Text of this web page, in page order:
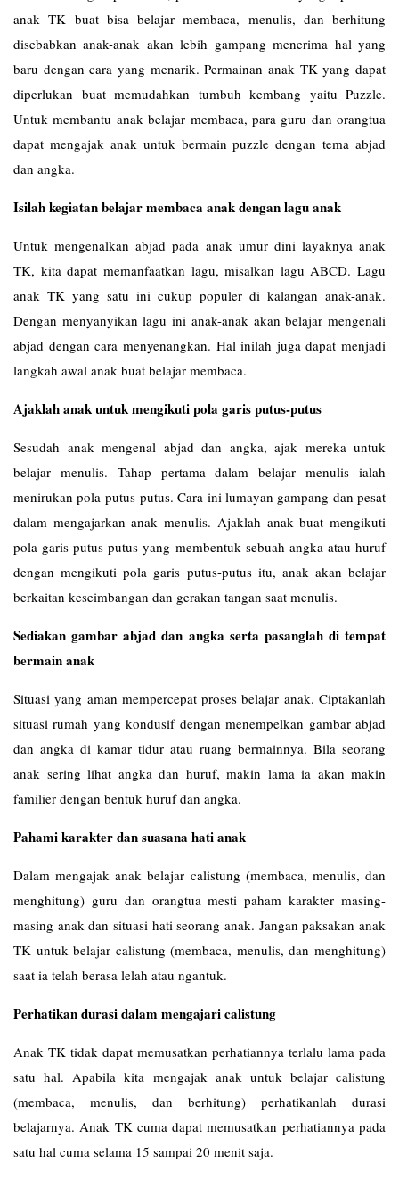
anak TK buat bisa belajar membaca, menulis, dan berhitung
disebabkan anak-anak akan lebih gampang menerima hal yang
baru dengan cara yang menarik. Permainan anak TK yang dapat
diperlukan buat memudahkan tumbuh kembang yaitu Puzzle.
Untuk membantu anak belajar membaca, para guru dan orangtua
dapat mengajak anak untuk bermain puzzle dengan tema abjad
dan angka.
Isilah kegiatan belajar membaca anak dengan lagu anak
Untuk mengenalkan abjad pada anak umur dini layaknya anak
TK, kita dapat memanfaatkan lagu, misalkan lagu ABCD. Lagu
anak TK yang satu ini cukup populer di kalangan anak-anak.
Dengan menyanyikan lagu ini anak-anak akan belajar mengenali
abjad dengan cara menyenangkan. Hal inilah juga dapat menjadi
langkah awal anak buat belajar membaca.
Ajaklah anak untuk mengikuti pola garis putus-putus
Sesudah anak mengenal abjad dan angka, ajak mereka untuk
belajar menulis. Tahap pertama dalam belajar menulis ialah
menirukan pola putus-putus. Cara ini lumayan gampang dan pesat
dalam mengajarkan anak menulis. Ajaklah anak buat mengikuti
pola garis putus-putus yang membentuk sebuah angka atau huruf
dengan mengikuti pola garis putus-putus itu, anak akan belajar
berkaitan keseimbangan dan gerakan tangan saat menulis.
Sediakan gambar abjad dan angka serta pasanglah di tempat
bermain anak
Situasi yang aman mempercepat proses belajar anak. Ciptakanlah
situasi rumah yang kondusif dengan menempelkan gambar abjad
dan angka di kamar tidur atau ruang bermainnya. Bila seorang
anak sering lihat angka dan huruf, makin lama ia akan makin
familier dengan bentuk huruf dan angka.
Pahami karakter dan suasana hati anak
Dalam mengajak anak belajar calistung (membaca, menulis, dan
menghitung) guru dan orangtua mesti paham karakter masing-
masing anak dan situasi hati seorang anak. Jangan paksakan anak
TK untuk belajar calistung (membaca, menulis, dan menghitung)
saat ia telah berasa lelah atau ngantuk.
Perhatikan durasi dalam mengajari calistung
Anak TK tidak dapat memusatkan perhatiannya terlalu lama pada
satu hal. Apabila kita mengajak anak untuk belajar calistung
(membaca, menulis, dan berhitung) perhatikanlah durasi
belajarnya. Anak TK cuma dapat memusatkan perhatiannya pada
satu hal cuma selama 15 sampai 20 menit saja.